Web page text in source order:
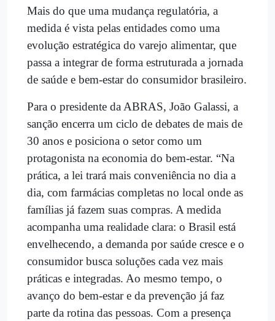
Mais do que uma mudança regulatória, a
medida é vista pelas entidades como uma
evolução estratégica do varejo alimentar, que
passa a integrar de forma estruturada a jornada
de saúde e bem-estar do consumidor brasileiro.
Para o presidente da ABRAS, João Galassi, a
sanção encerra um ciclo de debates de mais de
30 anos e posiciona o setor como um
protagonista na economia do bem-estar. “Na
prática, a lei trará mais conveniência no dia a
dia, com farmácias completas no local onde as
famílias já fazem suas compras. A medida
acompanha uma realidade clara: o Brasil está
envelhecendo, a demanda por saúde cresce e o
consumidor busca soluções cada vez mais
práticas e integradas. Ao mesmo tempo, o
avanço do bem-estar e da prevenção já faz
parte da rotina das pessoas. Com a presença